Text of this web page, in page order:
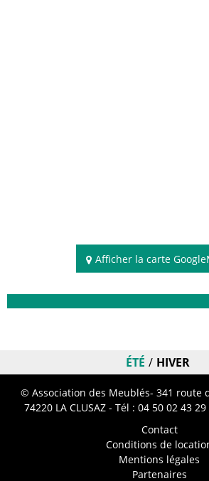
Afficher la carte
ÉTÉ HIVER
© Association des Meublés- 341 route
74220 LA CLUSAZ - Tél : 04 50 02 43 29
Contact
Conditions de
Mentions légales
Partenaires